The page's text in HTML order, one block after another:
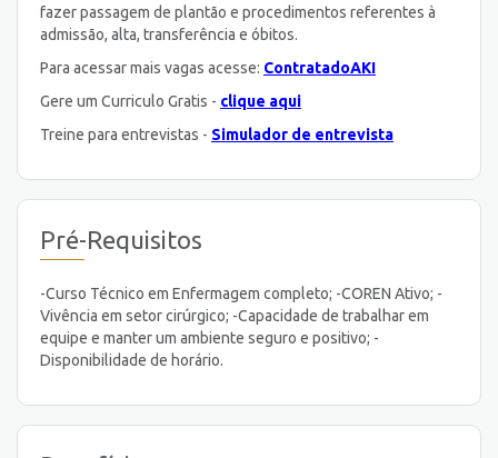
fazer passagem de plantão e procedimentos referentes à
admissão, alta, transferência e óbitos.
Para acessar mais vagas acesse: ContratadoAKI
Gere um Curriculo Gratis - clique aqui
Treine para entrevistas - Simulador de entrevista
Pré-Requisitos
-Curso Técnico em Enfermagem completo; -COREN Ativo; -
Vivência em setor cirúrgico; -Capacidade de trabalhar em
equipe e manter um ambiente seguro e positivo; -
Disponibilidade de horário.